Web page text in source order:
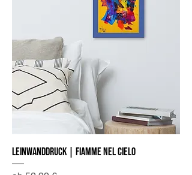
Leinwanddruck | Fiamme nel Cielo